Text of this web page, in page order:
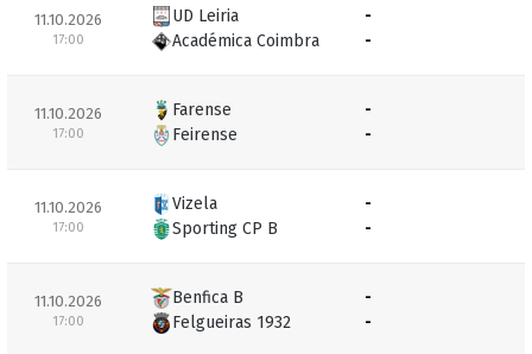
11.10.2026
17:00
UD Leiria
Académica Coimbra
-
-
11.10.2026
17:00
Farense
Feirense
-
-
11.10.2026
17:00
Vizela
Sporting CP B
-
-
11.10.2026
17:00
Benfica B
Felgueiras 1932
-
-